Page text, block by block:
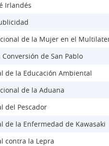
Irlandés
de la Mujer en el
Conversión de San Pablo
de la Educación Ambiental
de la Aduana
del Pescador
de la Enfermedad de Kawasaki
contra la Lepra